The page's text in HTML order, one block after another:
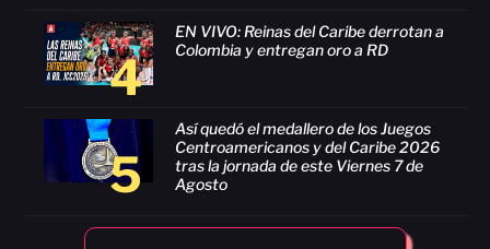
4
EN VIVO: Reinas del Caribe derrotan a
Colombia y entregan oro a RD
5
Así quedó el medallero de los Juegos
Centroamericanos y del Caribe 2026
tras la jornada de este Viernes 7 de
Agosto